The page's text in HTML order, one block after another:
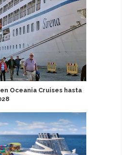
Oceania Cruises hasta